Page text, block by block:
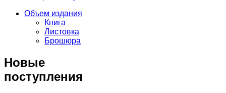
Объем издания
Книга
Листовка
Брошюра
Новые
поступления